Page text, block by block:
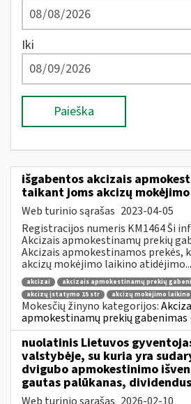
Iki
Paieška
išgabentos akcizais
taikant joms akcizų
Web turinio sąrašas 2023-04-05
Registracijos numeris KM1464 Ši
Akcizais apmokestinamų prekių
Akcizais apmokestinamos prekės,
akcizų mokėjimo laikino atidėjimo...
akcizai
akcizais apmokestinamų prekių
akcizų įstatymo 15 str
akcizų mokėjimo
Mokesčių žinyno kategorijos:
apmokestinamų prekių gabenimas
nuolatinis Lietuvos
valstybėje, su kuria yra
dvigubo apmokestinimo
gautas palūkanas, dividendus
Web turinio sąrašas 2026-02-10